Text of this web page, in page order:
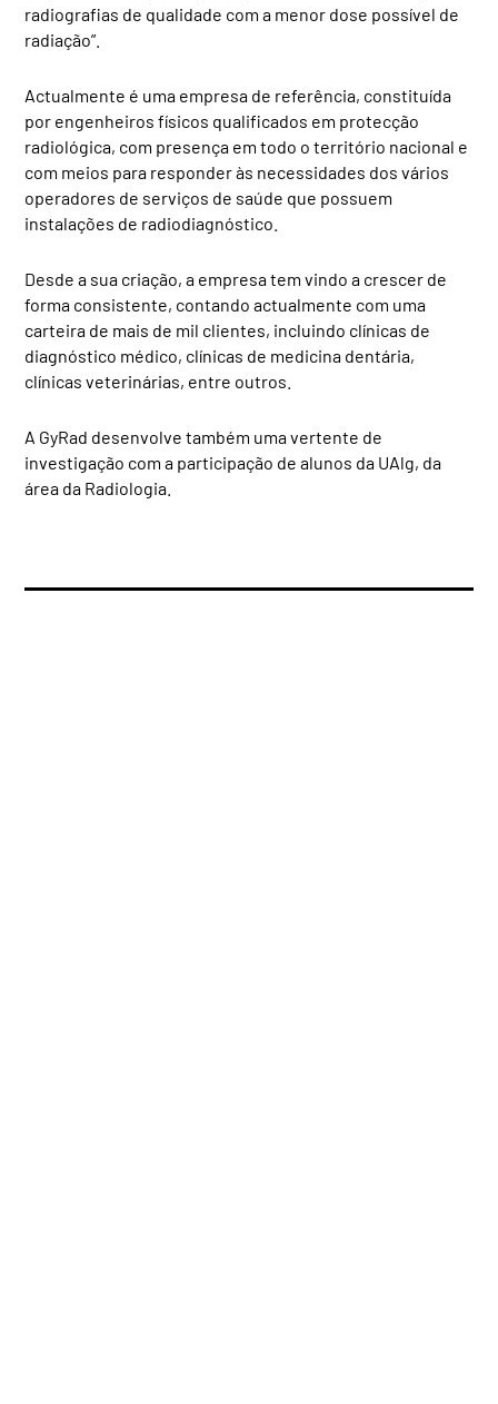
radiografias de qualidade com a menor dose possível de
radiação”.
Actualmente é uma empresa de referência, constituída
por engenheiros físicos qualificados em protecção
radiológica, com presença em todo o território nacional e
com meios para responder às necessidades dos vários
operadores de serviços de saúde que possuem
instalações de radiodiagnóstico.
Desde a sua criação, a empresa tem vindo a crescer de
forma consistente, contando actualmente com uma
carteira de mais de mil clientes, incluindo clínicas de
diagnóstico médico, clínicas de medicina dentária,
clínicas veterinárias, entre outros.
A GyRad desenvolve também uma vertente de
investigação com a participação de alunos da UAlg, da
área da Radiologia.